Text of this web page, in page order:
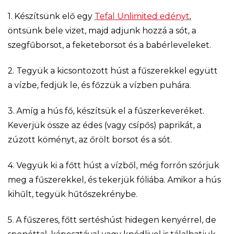
1. Készítsünk elő egy Tefal Unlimited edényt,
öntsünk bele vizet, majd adjunk hozzá a sót, a
szegfűborsot, a feketeborsot és a babérleveleket.
2. Tegyük a kicsontozott húst a fűszerekkel együtt
a vízbe, fedjük le, és főzzük a vízben puhára.
3. Amíg a hús fő, készítsük el a fűszerkeveréket.
Keverjük össze az édes (vagy csípős) paprikát, a
zúzott köményt, az őrölt borsot és a sót.
4. Vegyük ki a főtt húst a vízből, még forrón szórjuk
meg a fűszerekkel, és tekerjük fóliába. Amikor a hús
kihűlt, tegyük hűtőszekrénybe.
5. A fűszeres, főtt sertéshúst hidegen kenyérrel, de